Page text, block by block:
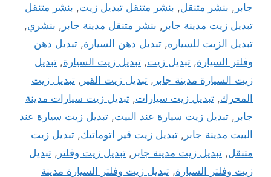
جابر , بنشر متنقل, بنشر متنقل تبديل زيت, بنشر متنقل
تبديل زيت مدينة جابر , بنشر متنقل مدينة جابر , بنشري,
تبديل الزيت للسياره, تبديل دهن السيارة, تبديل دهن
وفلتر السيارة, تبديل زيت, تبديل زيت السيارة, تبديل
زيت السيارة مدينة جابر , تبديل زيت القير , تبديل زيت
المحرك, تبديل زيت سيارات, تبديل زيت سيارات مدينة
جابر , تبديل زيت سيارة عند البيت, تبديل زيت سيارة عند
البيت مدينة جابر , تبديل زيت قير اتوماتيك, تبديل زيت
متنقل, تبديل زيت مدينة جابر , تبديل زيت وفلتر , تبديل
زيت وفلتر السيارة, تبديل زيت وفلتر السيارة مدينة